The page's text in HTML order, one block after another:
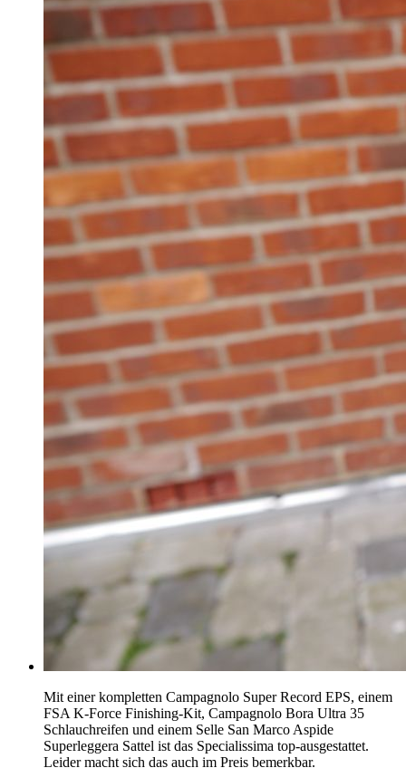
Mit einer kompletten Campagnolo Super Record EPS, einem
FSA K-Force Finishing-Kit, Campagnolo Bora Ultra 35
Schlauchreifen und einem Selle San Marco Aspide
Superleggera Sattel ist das Specialissima top-ausgestattet.
Leider macht sich das auch im Preis bemerkbar.